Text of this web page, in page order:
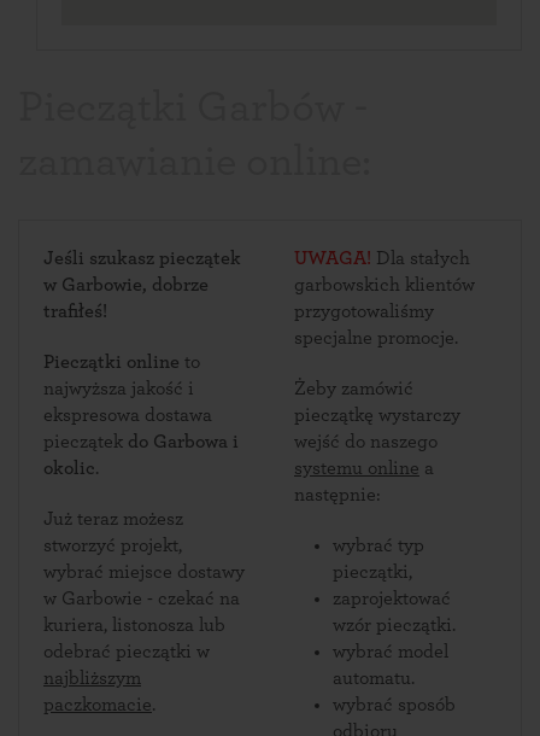
Jeśli szukasz pieczątek
w Garbowie, dobrze
trafiłeś!
Pieczątki online to
najwyższa jakość i
ekspresowa dostawa
pieczątek do Garbowa i
okolic.
Już teraz możesz
stworzyć projekt,
wybrać miejsce dostawy
w Garbowie - czekać na
kuriera, listonosza lub
odebrać pieczątki w
najbliższym
paczkomacie.
UWAGA! Dla stałych
garbowskich klientów
przygotowaliśmy
specjalne promocje.
Żeby zamówić
pieczątkę wystarczy
wejść do naszego
systemu online a
następnie:
wybrać typ
pieczątki,
zaprojektować
wzór pieczątki.
wybrać model
automatu.
wybrać sposób
odbioru